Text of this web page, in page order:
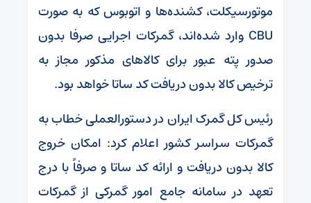
موتورسیکلت، کشنده‌ها و اتوبوس که به صورت
CBU وارد شده‌اند، گمرکات اجرایی صرفا بدون
صدور پته عبور برای کالا‌های مذکور مجاز به
ترخیص کالا بدون دریافت کد ساتا خواهد بود.
رئیس کل گمرک ایران در دستورالعملی خطاب به
گمرکات سراسر کشور اعلام کرد: امکان خروج
کالا بدون دریافت و ارائه کد ساتا و صرفاً با درج
تعهد در سامانه جامع امور گمرکی از گمرکات